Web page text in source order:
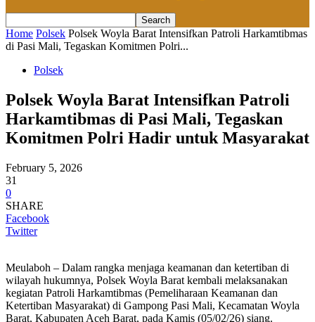
Home Polsek Polsek Woyla Barat Intensifkan Patroli Harkamtibmas
di Pasi Mali, Tegaskan Komitmen Polri...
Polsek
Polsek Woyla Barat Intensifkan Patroli
Harkamtibmas di Pasi Mali, Tegaskan
Komitmen Polri Hadir untuk Masyarakat
February 5, 2026
31
0
SHARE
Facebook
Twitter
Meulaboh – Dalam rangka menjaga keamanan dan ketertiban di
wilayah hukumnya, Polsek Woyla Barat kembali melaksanakan
kegiatan Patroli Harkamtibmas (Pemeliharaan Keamanan dan
Ketertiban Masyarakat) di Gampong Pasi Mali, Kecamatan Woyla
Barat, Kabupaten Aceh Barat, pada Kamis (05/02/26) siang.